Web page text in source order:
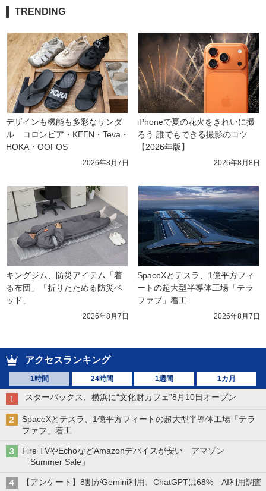
TRENDING
デザインも機能も多彩なサンダ
ル　コロンビア・KEEN・Teva・
HOKA・OOFOS
2026年8月7日
iPhoneで夏の花火をきれいに撮
ろう 誰でもできる撮影のコツ
【2026年版】
2026年8月8日
キングジム、防災アイテム「着
る布団」「折りたためる防災ベ
ッド」
2026年8月7日
SpaceXとテスラ、1億平方フィ
ートの超大型半導体工場「テラ
ファブ」着工
2026年8月7日
アクセスランキング
1時間 24時間 1週間 1カ月
スターバックス、横浜に“文化財カフェ”8月10日オープン
SpaceXとテスラ、1億平方フィートの超大型半導体工場「テラ
ファブ」着工
Fire TVやEchoなどAmazonデバイスが安い アマゾン
「Summer Sale」
【アンケート】8割がGemini利用、ChatGPTは68% AI利用調査